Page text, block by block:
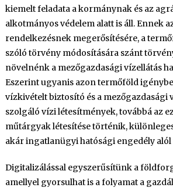
kiemelt feladata a kormánynak és az
alkotmányos védelem alatt is áll. Ennek
rendelkezésnek megerősítésére, a
szóló törvény módosítására szánt
növelnénk a mezőgazdasági vízellátás
Eszerint ugyanis azon termőföld
vízkivételt biztosító és a mezőgazdasági
szolgáló vízi létesítmények, továbbá az
műtárgyak létesítése történik,
akár ingatlanügyi hatósági engedély
Digitalizálással egyszerűsítünk a
amellyel gyorsulhat is a folyamat a